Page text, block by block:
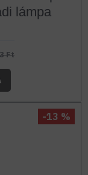
lámpa
Ft
-13 %